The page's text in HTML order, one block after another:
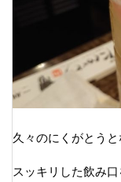
久々のにくがとう
スッキリした飲み